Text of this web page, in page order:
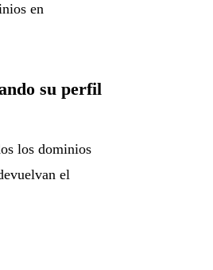
en
su perfil
los dominios
el